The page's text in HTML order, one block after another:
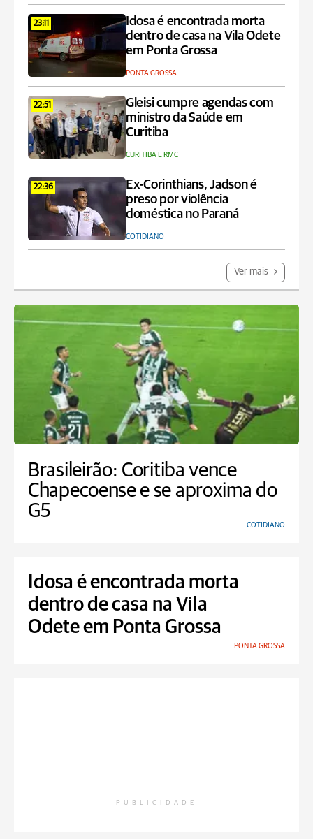
23:11
Idosa é encontrada morta
dentro de casa na Vila Odete
em Ponta Grossa
PONTA GROSSA
22:51
Gleisi cumpre agendas com
ministro da Saúde em
Curitiba
CURITIBA E RMC
22:36
Ex-Corinthians, Jadson é
preso por violência
doméstica no Paraná
COTIDIANO
Ver mais
Brasileirão: Coritiba vence
Chapecoense e se aproxima do
G5
COTIDIANO
Idosa é encontrada morta
dentro de casa na Vila
Odete em Ponta Grossa
PONTA GROSSA
PUBLICIDADE